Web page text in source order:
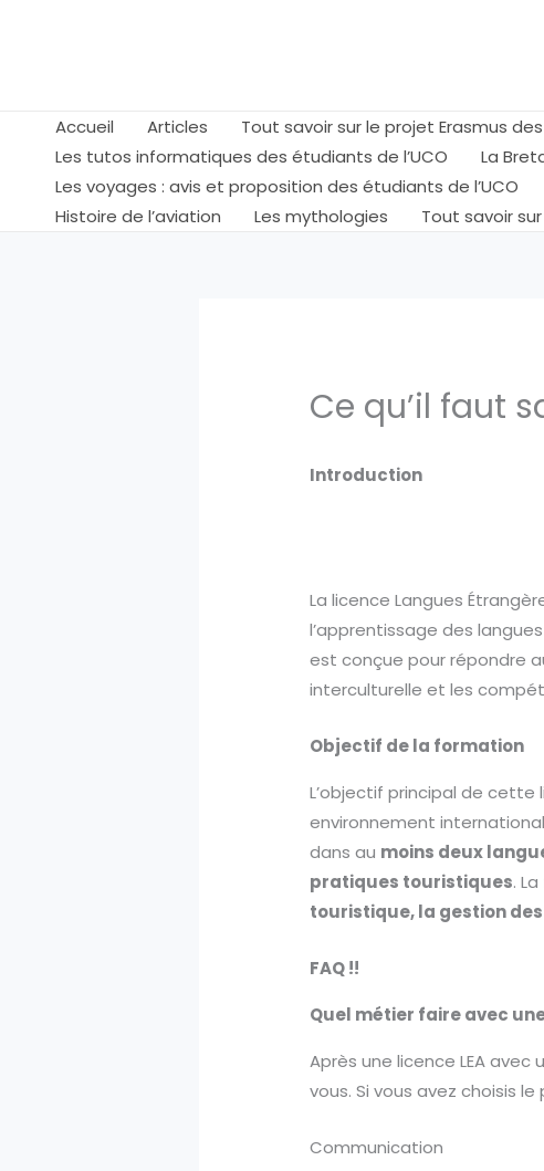
Accueil Articles Tout savoir sur le projet Erasmus
Les tutos informatiques des étudiants de l’UCO
La
Les voyages : avis et proposition des étudiants de l’UCO
Histoire de l’aviation
Les mythologies Tout savoir
Ce qu’il faut
Introduction
La licence Langues
l’apprentissage des
est conçue pour répondre
interculturelle et les
Objectif de la formation
L’objectif principal de cette
environnement
dans au moins deux
pratiques touristiques.
touristique, la gestion
FAQ !!
Quel métier faire avec
Après une licence LEA
vous. Si vous avez choisis
Communication